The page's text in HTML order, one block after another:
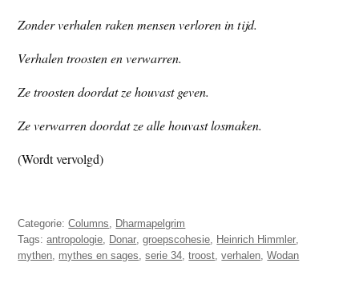
Zonder verhalen raken mensen verloren in tijd.
Verhalen troosten en verwarren.
Ze troosten doordat ze houvast geven.
Ze verwarren doordat ze alle houvast losmaken.
(Wordt vervolgd)
Categorie:Columns
Dharmapelgrim
Tags:antropologie Donar ,groepscohesie Heinrich Himmler
mythen mythes en sages ,serie 34 ,troost ,verhalen ,Wodan